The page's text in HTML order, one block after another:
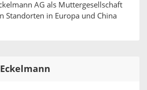
AG als Muttergesellschaft
Standorten in Europa und China